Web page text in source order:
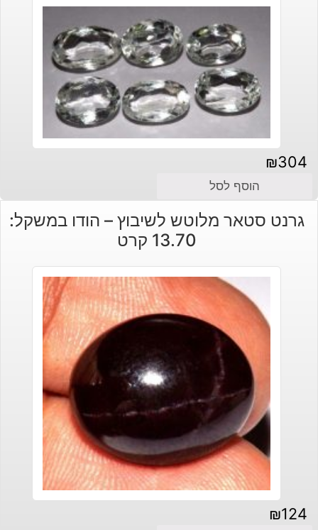
₪304
הוסף לסל
גרנט סטאר מלוטש לשיבוץ – הודו במשקל:
13.70 קרט
₪124